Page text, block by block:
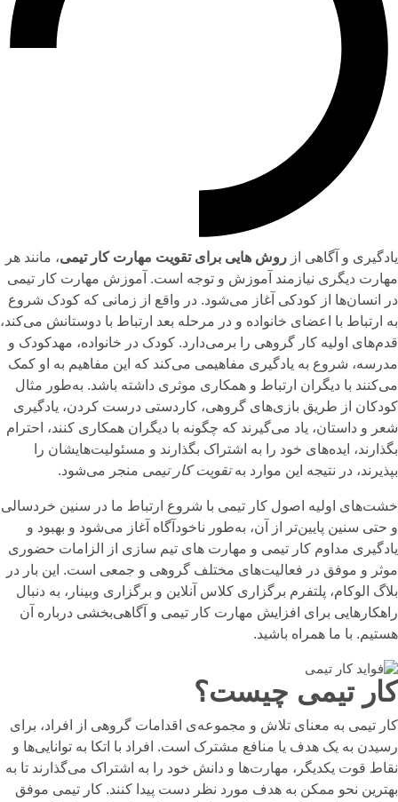
یادگیری و آگاهی از روش هایی برای تقویت مهارت کار تیمی، مانند هر
مهارت دیگری نیازمند آموزش و توجه است. آموزش مهارت کار تیمی
در انسان‌ها از کودکی آغاز می‌شود. در واقع از زمانی که کودک شروع
به ارتباط با اعضای خانواده و در مرحله بعد ارتباط با دوستانش می‌کند،
قدم‌های اولیه کار گروهی را برمی‌دارد. کودک در خانواده، مهدکودک و
مدرسه، شروع به یادگیری مفاهیمی می‌کند که این مفاهیم به او کمک
می‌کنند با دیگران ارتباط و همکاری موثری داشته باشد. به‌طور مثال
کودکان از طریق بازی‌های گروهی، کاردستی درست کردن، یادگیری
شعر و داستان، یاد می‌گیرند که چگونه با دیگران همکاری کنند، احترام
بگذارند، ایده‌های خود را به اشتراک بگذارند و مسئولیت‌هایشان را
بپذیرند، در نتیجه این موارد بهتقویت کار تیمی منجر می‌شود.
خشت‌های اولیه اصول کار تیمی با شروع ارتباط ما در سنین خردسالی
و حتی سنین پایین‌تر از آن، به‌طور ناخودآگاه آغاز می‌شود و بهبود و
یادگیری مداوم کار تیمی و مهارت های تیم سازی از الزامات حضوری
موثر و موفق در فعالیت‌های مختلف گروهی و جمعی است. این بار در
بلاگ الوکام، پلتفرم برگزاری کلاس آنلاین و برگزاری وبینار ، به دنبال
راهکارهایی برای افزایش مهارت کار تیمی و آگاهی‌بخشی درباره آن
هستیم. با ما همراه باشید.
کار تیمی چیست؟
کار تیمی به معنای تلاش و مجموعه‌ی اقدامات گروهی از افراد، برای
رسیدن به یک هدف یا منافع مشترک است. افراد با اتکا به توانایی‌ها و
نقاط قوت یکدیگر، مهارت‌ها و دانش خود را به اشتراک می‌گذارند تا به
بهترین نحو ممکن به هدف مورد نظر دست پیدا کنند. کار تیمی موفق